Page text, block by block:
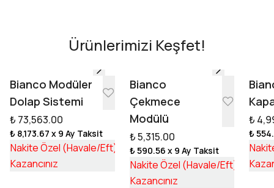
Tasarıma Başla
Ürünlerimizi Keşfet!
Bianco Modüler
Dolap Sistemi
₺ 73,563.00
₺ 8,173.67 x 9 Ay Taksit
Nakite Özel (Havale/Eft) ₺ 55,253.17
Kazancınız ₺ 18,309.83
Bianco
Çekmece
Modülü
₺ 5,315.00
₺ 590.56 x 9 Ay Taksit
Nakite Özel (Havale/Eft) ₺
Kazancınız
₺
₺